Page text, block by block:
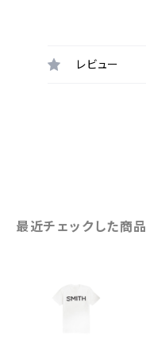
レビュー
最近チェックした商品